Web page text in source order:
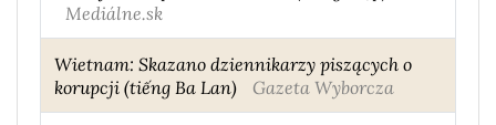
Mediálne.sk
Wietnam: Skazano dziennikarzy piszących o
korupcji (tiếng Ba Lan)
Gazeta Wyborcza